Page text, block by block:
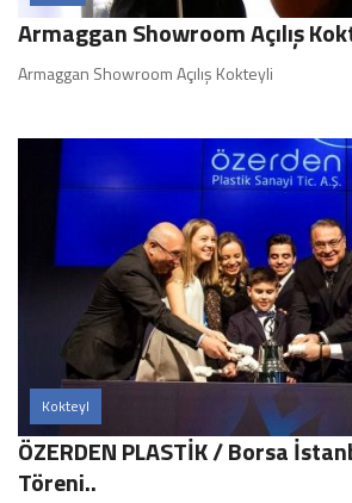
Armaggan Showroom Açılış
Armaggan Showroom Açılış Kokteyli
Kokteyl
ÖZERDEN PLASTİK / Borsa
Töreni..